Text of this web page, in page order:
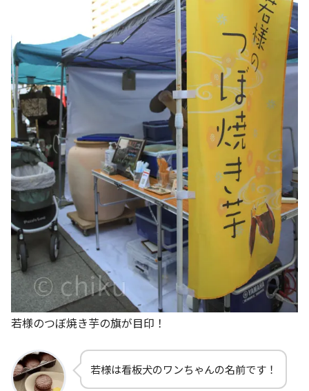
若様のつぼ焼き芋の旗が目印！
若様は看板犬のワンちゃんの名前です！